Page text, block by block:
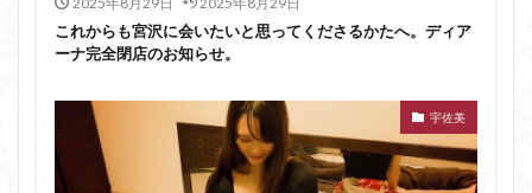
これからも宮沢に会いたいと思ってくださるかたへ。ディア
ーナ完全閉店のお知らせ。
宇佐美